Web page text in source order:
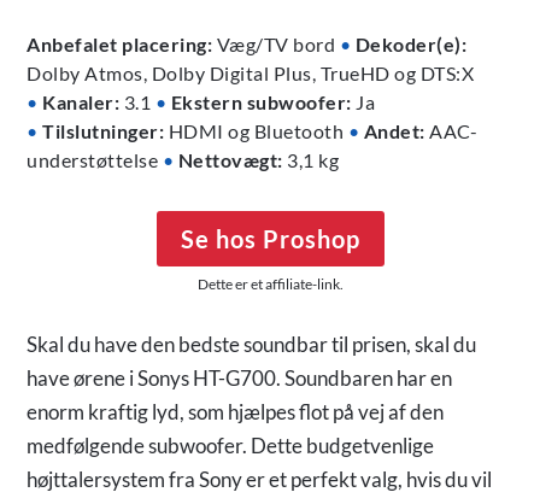
Anbefalet placering: Væg/TV bord • Dekoder(e):
Dolby Atmos, Dolby Digital Plus, TrueHD og DTS:X
• Kanaler: 3.1 • Ekstern subwoofer: Ja
•Tilslutninger: HDMI og Bluetooth • Andet: AAC-
understøttelse • Nettovægt: 3,1 kg
Se hos Proshop
Dette er et affiliate-link.
Skal du have den bedste soundbar til prisen, skal du
have ørene i Sonys HT-G700. Soundbaren har en
enorm kraftig lyd, som hjælpes flot på vej af den
medfølgende subwoofer. Dette budgetvenlige
højttalersystem fra Sony er et perfekt valg, hvis du vil